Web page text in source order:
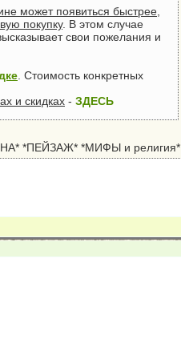
может появиться быстрее,
покупку. В этом случае
свои пожелания и
. Стоимость конкретных
и скидках - ЗДЕСЬ
*ПЕЙЗАЖ* *МИФЫ и религия*